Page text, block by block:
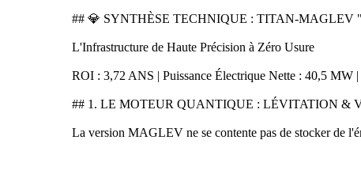
## 💎 SYNTHÈSE TECHNIQUE : TITAN-MAGLEV
L'Infrastructure de Haute Précision à Zéro Usure
ROI : 3,72 ANS | Puissance Électrique Nette : 40,5 MW
## 1. LE MOTEUR QUANTIQUE : LÉVITATION &
La version MAGLEV ne se contente pas de stocker de